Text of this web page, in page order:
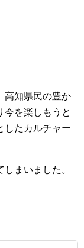
高知県民の豊か
今を楽しもうと
したカルチャー
まいました。